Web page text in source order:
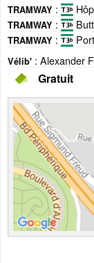
TRAMWAY :
TRAMWAY :
TRAMWAY :
Vélib' : Alexander
Gratuit